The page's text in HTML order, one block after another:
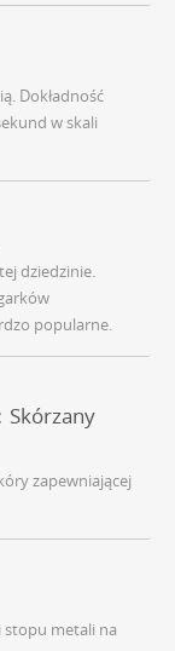
Dokładność
w skali
dziedzinie.
popularne.
Skórzany
zapewniającej
stopu metali na